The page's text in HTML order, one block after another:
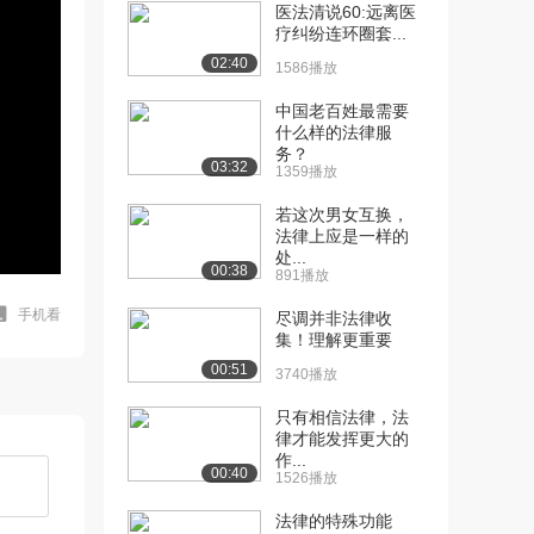
手机看
02:40
医法清说60:远离医
疗纠纷连环圈套...
1586播放
03:32
中国老百姓最需要
什么样的法律服
务？
1359播放
00:38
若这次男女互换，
法律上应是一样的
处...
891播放
00:51
尽调并非法律收
集！理解更重要
3740播放
00:40
只有相信法律，法
律才能发挥更大的
作...
1526播放
法律的特殊功能